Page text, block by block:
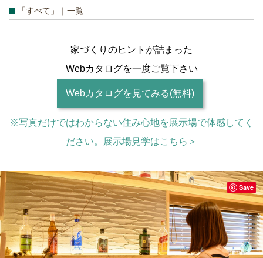
「すべて」｜一覧
家づくりのヒントが詰まった
Webカタログを一度ご覧下さい
Webカタログを見てみる(無料)
※写真だけではわからない住み心地を展示場で体感してく
ださい。展示場見学はこちら＞
Save